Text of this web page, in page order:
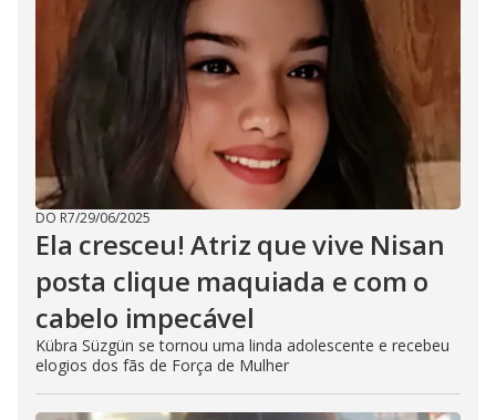
DO R7/29/06/2025
Ela cresceu! Atriz que vive Nisan
posta clique maquiada e com o
cabelo impecável
Kübra Süzgün se tornou uma linda adolescente e recebeu
elogios dos fãs de Força de Mulher